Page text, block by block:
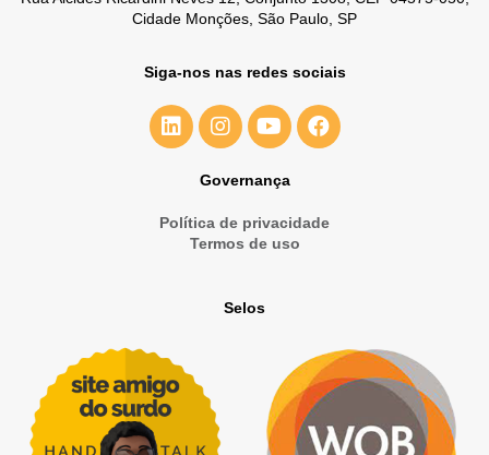
Cidade Monções, São Paulo, SP
Siga-nos nas redes sociais
Governança
Política de privacidade
Termos de uso
Selos